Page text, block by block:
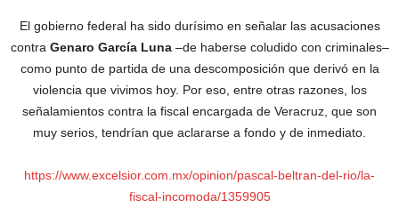
El gobierno federal ha sido durísimo en señalar las acusaciones
contra Genaro García Luna–de haberse coludido con criminales–
como punto de partida de una descomposición que derivó en la
violencia que vivimos hoy. Por eso, entre otras razones, los
señalamientos contra la fiscal encargada de Veracruz, que son
muy serios, tendrían que aclararse a fondo y de inmediato.
https://www.excelsior.com.mx/opinion/pascal-beltran-del-rio/la-
fiscal-incomoda/1359905